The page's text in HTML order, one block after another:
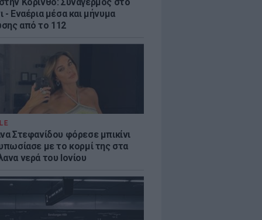
- Εναέρια μέσα και μήνυμα
από το 112
Στεφανίδου φόρεσε μπικίνι
με το κορμί της στα
νερά του Ιονίου